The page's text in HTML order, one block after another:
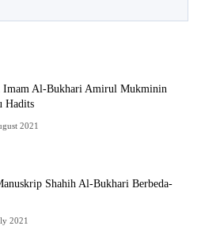
Imam Al-Bukhari Amirul Mukminin
Hadits
2021
Shahih Al-Bukhari Berbeda-
2021